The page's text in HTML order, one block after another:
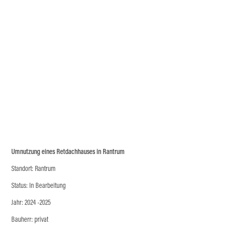
Umnutzung eines Retdachhauses in Rantrum
Standort: Rantrum
Status: In Bearbeitung
Jahr: 2024 -2025
Bauherr: privat